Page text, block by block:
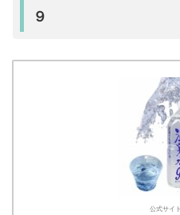
９
公式サイ